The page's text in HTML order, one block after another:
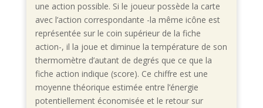
une action possible. Si le joueur possède la carte
avec l’action correspondante -la même icône est
représentée sur le coin supérieur de la fiche
action-, il la joue et diminue la température de son
thermomètre d’autant de degrés que ce que la
fiche action indique (score). Ce chiffre est une
moyenne théorique estimée entre l’énergie
potentiellement économisée et le retour sur